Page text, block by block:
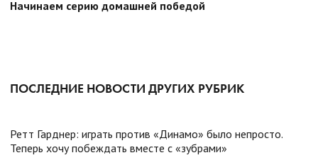
Начинаем серию домашней победой
ПОСЛЕДНИЕ НОВОСТИ ДРУГИХ РУБРИК
Ретт Гарднер: играть против «Динамо» было непросто.
Теперь хочу побеждать вместе с «зубрами»